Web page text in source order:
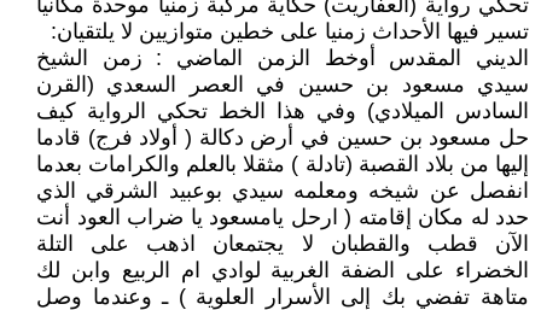
تحكي رواية (العفاريت) حكاية مركبة زمنيا موحدة مكانيا
تسير فيها الأحداث زمنيا على خطين متوازيين لا يلتقيان:
الديني المقدس أوخط الزمن الماضي : زمن الشيخ
سيدي مسعود بن حسين في العصر السعدي (القرن
السادس الميلادي) وفي هذا الخط تحكي الرواية كيف
حل مسعود بن حسين في أرض دكالة ( أولاد فرج) قادما
إليها من بلاد القصبة (تادلة ) مثقلا بالعلم والكرامات بعدما
انفصل عن شيخه ومعلمه سيدي بوعبيد الشرقي الذي
حدد له مكان إقامته ( ارحل يامسعود يا ضراب العود أنت
الآن قطب والقطبان لا يجتمعان اذهب على التلة
الخضراء على الضفة الغربية لوادي ام الربيع وابن لك
متاهة تفضي بك إلى الأسرار العلوية ) ـ وعندما وصل